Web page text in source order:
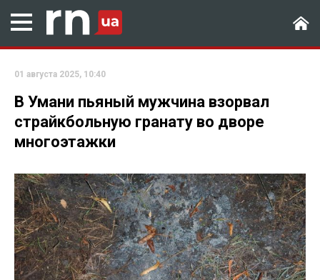
01 августа 2025, 10:40
В Умани пьяный мужчина взорвал
страйкбольную гранату во дворе
многоэтажки